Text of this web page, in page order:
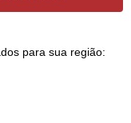
para sua região: